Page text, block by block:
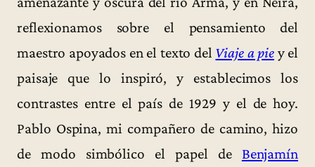
reflexionamos sobre el pensamiento del
maestro apoyados en el texto del Viaje a piey el
paisaje que lo inspiró, y establecimos los
contrastes entre el país de 1929 y el de hoy.
Pablo Ospina, mi compañero de camino, hizo
de modo simbólico el papel de Benjamín